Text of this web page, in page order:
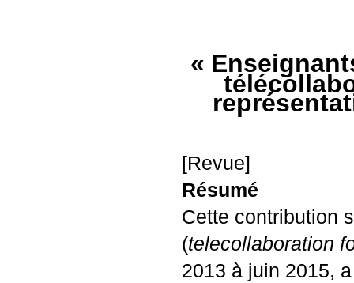
«
[Revue]
Résumé
Cette contribution
(telecollaboration
2013 à juin 2015,